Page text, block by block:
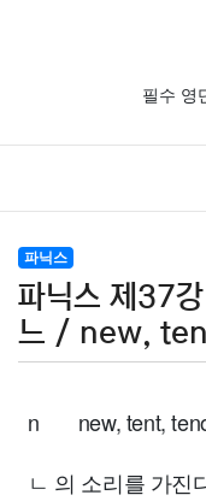
필수 영
파닉스
파닉스 제37
느 / new,
n new, tent,
ㄴ 의 소리를 가진